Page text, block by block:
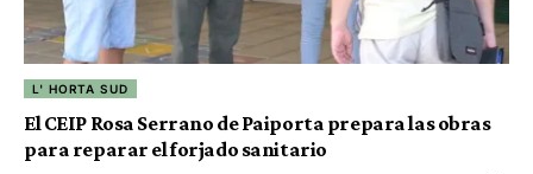
L' HORTA SUD
El CEIP Rosa Serrano de Paiporta prepara las obras
para reparar el forjado sanitario